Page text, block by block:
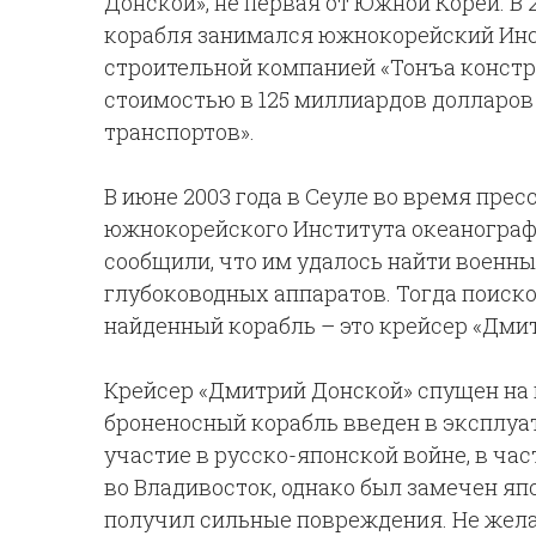
корабля занимался южнокорейский
строительной компанией «Тонъа
стоимостью в 125 миллиардов
транспортов».
В июне 2003 года в Сеуле во время
южнокорейского Института
сообщили, что им удалось найти
глубоководных аппаратов. Тогда
найденный корабль – это крейсер
Крейсер «Дмитрий Донской» спущен на
броненосный корабль введен в
участие в русско-японской войне, в
во Владивосток, однако был замечен
получил сильные повреждения. Не